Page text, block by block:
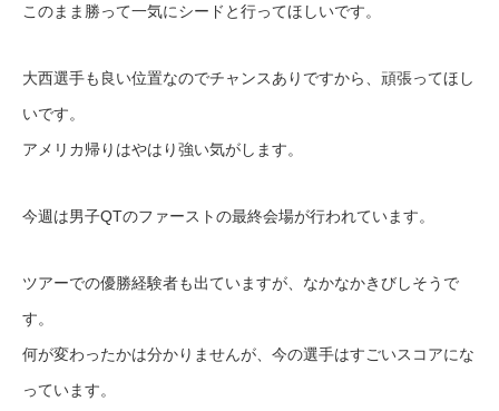
このまま勝って一気にシードと行ってほしいです。
大西選手も良い位置なのでチャンスありですから、頑張ってほし
いです。
アメリカ帰りはやはり強い気がします。
今週は男子QTのファーストの最終会場が行われています。
ツアーでの優勝経験者も出ていますが、なかなかきびしそうで
す。
何が変わったかは分かりませんが、今の選手はすごいスコアにな
っています。